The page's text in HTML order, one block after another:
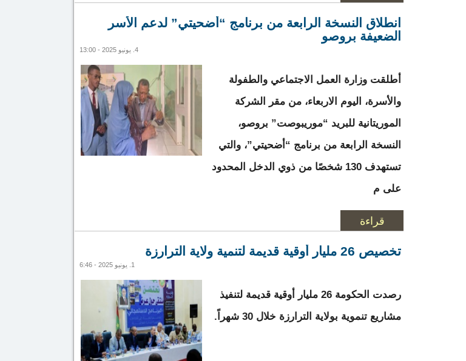
أغسطس المقبل
انطلاق النسخة الرابعة من برنامج “أضحيتي” لدعم الأسر
الضعيفة بروصو
4. يونيو 2025 - 13:00
أطلقت وزارة العمل الاجتماعي والطفولة
والأسرة، اليوم الاربعاء، من مقر الشركة
الموريتانية للبريد “موريبوصت” بروصو،
النسخة الرابعة من برنامج “أضحيتي”، والتي
تستهدف 130 شخصًا من ذوي الدخل المحدود
على م
قراءة
تخصيص 26 مليار أوقية قديمة لتنمية ولاية الترارزة
1. يونيو 2025 - 6:46
رصدت الحكومة 26 مليار أوقية قديمة لتنفيذ
مشاريع تنموية بولاية الترارزة خلال 30 شهراً.